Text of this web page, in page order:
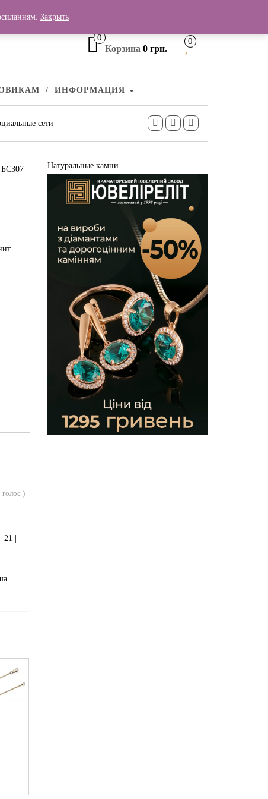
0
Корзина 0 грн.
0
ИНФОРМАЦИЯ
сети
БС307
голос )
|
Натуральные камни
Закрыть